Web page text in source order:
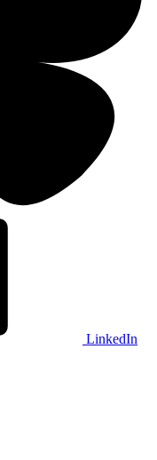
LinkedIn